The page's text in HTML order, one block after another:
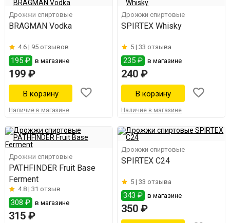
Дрожжи спиртовые
BRAGMAN Vodka
4.6 | 95 отзывов
195 ₽ в магазине
199 ₽
Наличие в магазине
Дрожжи спиртовые
SPIRTEX Whisky
5 |33 отзыва
235 ₽ в магазине
240 ₽
Наличие в магазине
Дрожжи спиртовые
PATHFINDER Fruit Base
Ferment
4.8 | 31 отзыв
308 ₽ в магазине
315 ₽
Дрожжи спиртовые
SPIRTEX C24
5 |33 отзыва
343 ₽ в магазине
350 ₽